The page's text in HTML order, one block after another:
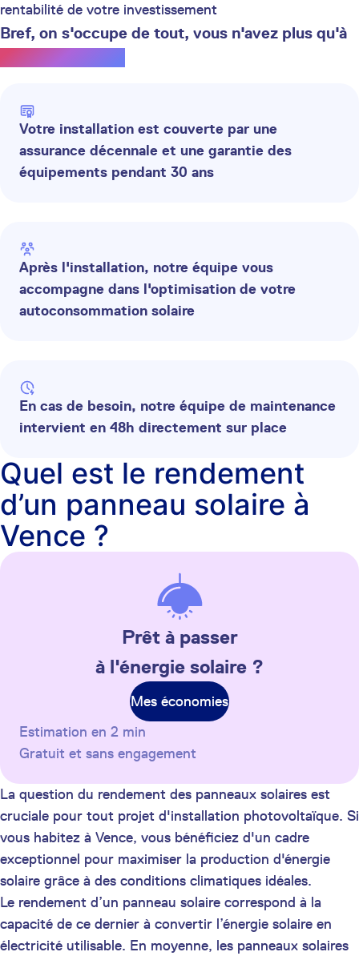
rentabilité de votre investissement
Bref, on s'occupe de tout, vous n'avez plus qu'à
profiter du soleil.
Votre installation est couverte par une
assurance décennale et une garantie des
équipements pendant 30 ans
Après l'installation, notre équipe vous
accompagne dans l'optimisation de votre
autoconsommation solaire
En cas de besoin, notre équipe de maintenance
intervient en 48h directement sur place
Quel est le rendement
d’un panneau solaire à
Vence ?
Prêt à passer
à l'énergie solaire ?
Mes économies
Estimation en 2 min
Gratuit et sans engagement
La question du rendement des panneaux solaires est
cruciale pour tout projet d'installation photovoltaïque. Si
vous habitez à Vence, vous bénéficiez d'un cadre
exceptionnel pour maximiser la production d'énergie
solaire grâce à des conditions climatiques idéales.
Le rendement d’un panneau solaire correspond à la
capacité de ce dernier à convertir l’énergie solaire en
électricité utilisable. En moyenne, les panneaux solaires